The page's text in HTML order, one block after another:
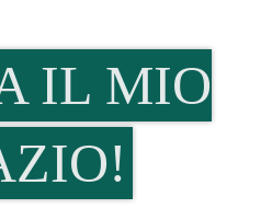
IL MIO